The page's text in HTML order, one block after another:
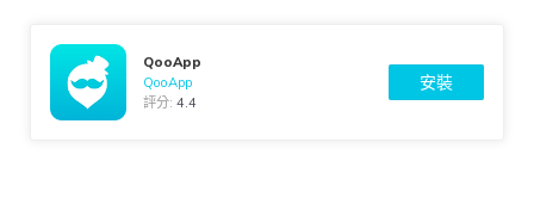
QooApp
QooApp
評分:4.4
安裝